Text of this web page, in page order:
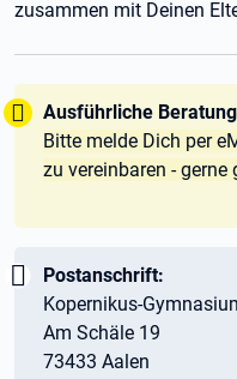
zusammen mit Deinen
Tipp:
Tipp:
Tipp:
Ausführliche
Bitte melde Dich per
zu vereinbaren -
Wichtig:
Postanschrift:
Kopernikus-
Am Schäle 19
73433 Aalen